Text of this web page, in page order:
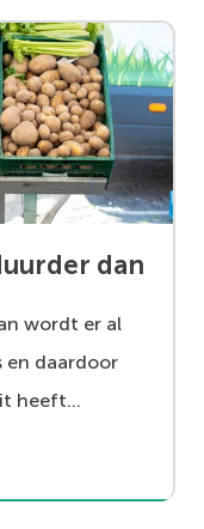
dan
wordt er al
en daardoor
heeft